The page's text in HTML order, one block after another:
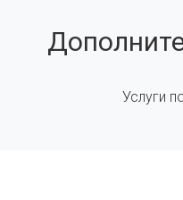
Услуги